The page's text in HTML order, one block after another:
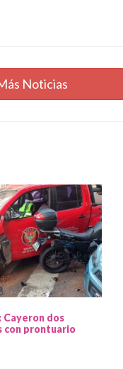
Noticias
Cayeron dos
con prontuario